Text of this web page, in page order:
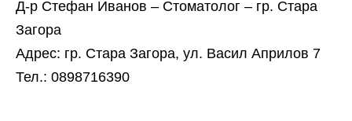
Д-р Стефан Иванов – Стоматолог – гр. Стара
Загора
Адрес: гр. Стара Загора, ул. Васил Априлов 7
Тел.: 0898716390